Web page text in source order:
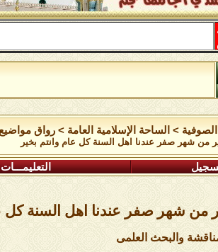
> الساحة اﻹسلامية العامة >رواق
من شهر صفر عندنا اهل السنة كل عام وانتم بخير
التعليمـــات
من شهر صفر عندنا اهل السنة كل
والبحث العلمى